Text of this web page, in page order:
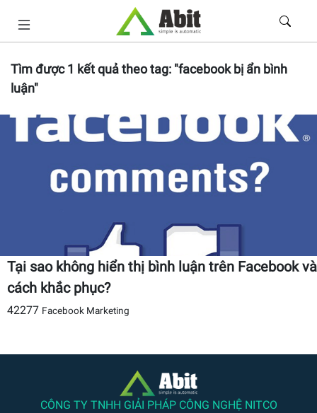
Tìm được1 kết quả theo tag: "facebook bị ẩn bình
luận"
Tại sao không hiển thị bình luận trên Facebook và
cách khắc phục?
42277 Facebook Marketing
CÔNG TY TNHH GIẢI PHÁP CÔNG NGHỆ NITCO